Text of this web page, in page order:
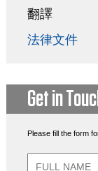
翻譯
法律文件
Get in
Please fill the form